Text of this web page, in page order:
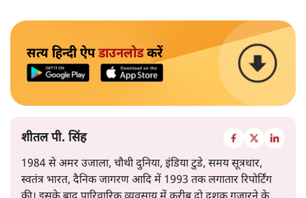
सत्य हिन्दी ऐपडाउनलोडकरें
शीतल पी. सिंह
1984 से अमर उजाला, चौथी दुनिया, इंडिया टुडे, समय सूत्रधार,
स्वतंत्र भारत, दैनिक जागरण आदि में 1993 तक लगातार रिपोर्टिंग